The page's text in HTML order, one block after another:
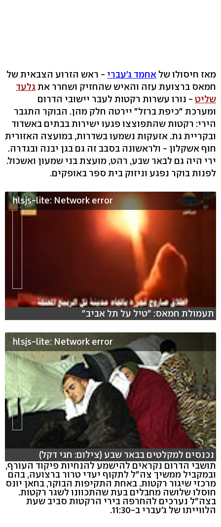
מאז חיסולו של אחמד ג'עברי - ראש הזרוע הצבאית של
חמאס ברצועת עזה והאיש שהחזיק ושחרר את גלעד
שליט - נורו עשרות רקטות לעבר יישובי הדרום
ומערכת "כיפת ברזל" יירטה חלק מהן. הבוקר התגבר
הירי: רקטות שהתפוצצו פגעו ישירות בבתים באשדוד
ובקריית גת. אזעקות נשמעו בשדרות, במועצה האזורית
חוף אשקלון - ולראשונה בסבב זה גם בגן יבנה ובגדרה.
ירי היה גם לבאר שבע, רהט, מועצת בני שמעון ואשכול.
לפנות בוקר נפגע וניזוק בית ספר באופקים.
hlsjs-lite: Network error
תעמולת חמאס: "טיל על תל אביב"
hlsjs-lite: Network error
נכנסים למקלטים בבאר שבע (צילום: חגי דקל)
תושבי הדרום נקראים להישמע להנחיות פיקוד העורף,
ובמקביל ממשיך צה"ל לתקוף יעדי טרור ברצועה, בהם
מרכזי שיגור רקטות. באחת התקיפות הבוקר, בחאן יונס
חוסלו שלושה מחבלים בעת שהתכוונו לשגר רקטות.
בצה"ל נערכים להחרפה בירי הרקטות סביב שעת
הלווייתו של ג'עברי ב-11:30.